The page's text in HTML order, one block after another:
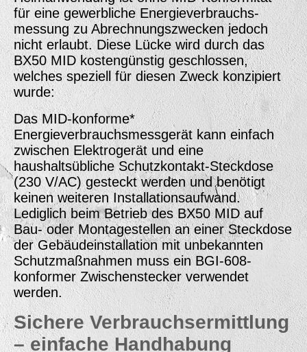
für eine gewerbliche Energieverbrauchs­
messung zu Abrechnungszwecken jedoch
nicht erlaubt. Diese Lücke wird durch das
BX50 MID kostengünstig geschlossen,
welches speziell für diesen Zweck konzipiert
wurde:
Das MID-konforme*
Energieverbrauchsmessgerät kann einfach
zwischen Elektrogerät und eine
haushaltsübliche Schutzkontakt-Steckdose
(230 V/AC) gesteckt werden und benötigt
keinen weiteren Installationsaufwand.
Lediglich beim Betrieb des BX50 MID auf
Bau- oder Montagestellen an einer Steckdose
der Gebäudeinstallation mit unbekannten
Schutzmaßnahmen muss ein BGI-608-
konformer Zwischenstecker verwendet
werden.
Sichere Verbrauchsermittlung
– einfache Handhabung